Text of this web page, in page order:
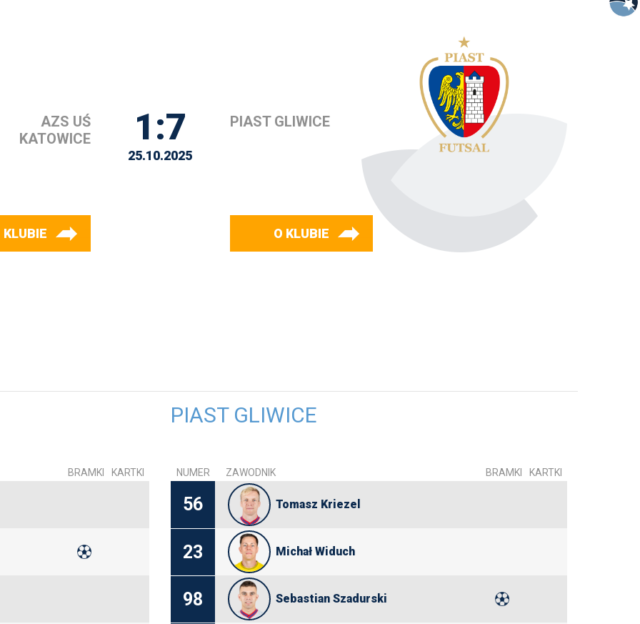
AZS UŚ
KATOWICE
KLUBIE
1:7
25.10.2025
PIAST GLIWICE
O KLUBIE
BRAMKI KARTKI
PIAST GLIWICE
NUMER ZAWODNIK BRAMKI KARTKI
56 Tomasz Kriezel
23 Michał Widuch
98 Sebastian Szadurski